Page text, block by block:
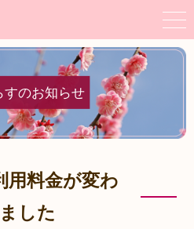
すのお知らせ
用料金が変わ
した